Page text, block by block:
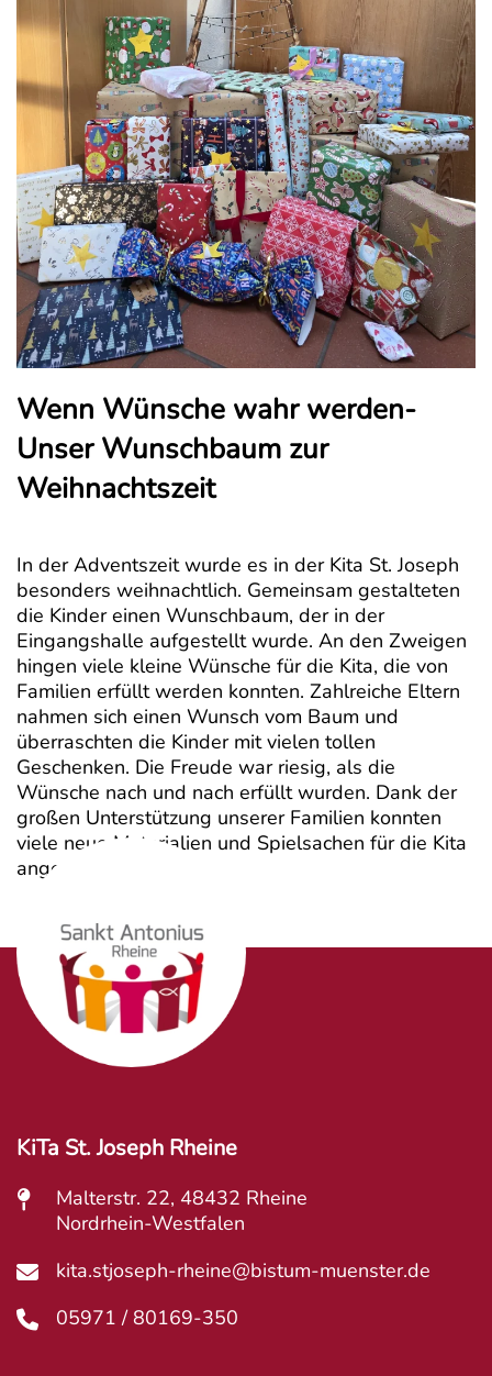
Wenn Wünsche wahr werden-
Unser Wunschbaum zur
Weihnachtszeit
In der Adventszeit wurde es in der Kita St. Joseph
besonders weihnachtlich. Gemeinsam gestalteten
die Kinder einen Wunschbaum, der in der
Eingangshalle aufgestellt wurde. An den Zweigen
hingen viele kleine Wünsche für die Kita, die von
Familien erfüllt werden konnten. Zahlreiche Eltern
nahmen sich einen Wunsch vom Baum und
überraschten die Kinder mit vielen tollen
Geschenken. Die Freude war riesig, als die
Wünsche nach und nach erfüllt wurden. Dank der
großen Unterstützung unserer Familien konnten
viele neue Materialien und Spielsachen für die Kita
angeschafft werden.
KiTa St. Joseph Rheine
Malterstr. 22, 48432 Rheine
Nordrhein-Westfalen
kita.stjoseph-rheine@bistum-muenster.de
05971 / 80169-350